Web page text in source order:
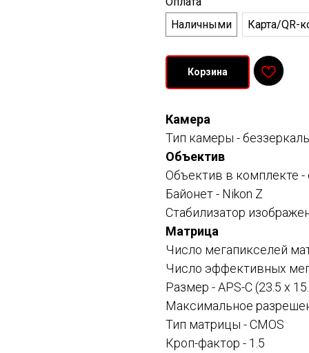
Наличными
Карта/QR-
Корзина
Камера
Тип камеры -
Объектив
Объектив в комплекте -
Байонет - Nikon Z
Стабилизатор
Матрица
Число мегапикселей
Число эффективных
Размер -APS-C (23.5 x
Максимальное
Тип матрицы - CMOS
Кроп-фактор - 1.5